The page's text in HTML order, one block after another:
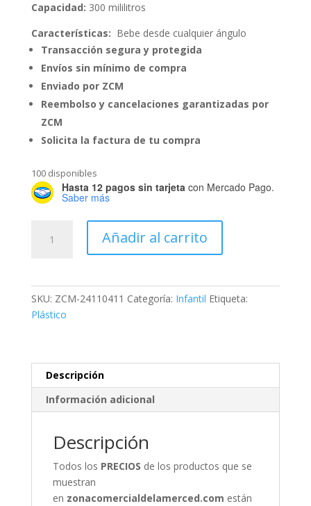
Capacidad: 300 mililitros
Características: Bebe desde cualquier ángulo
Transacción segura y protegida
Envíos sin mínimo de compra
Enviado por ZCM
Reembolso y cancelaciones garantizadas por
ZCM
Solicita la factura de tu compra
100 disponibles
Hasta 12 pagos sin tarjetacon Mercado Pago.
Saber más
Añadir al carrito
SKU: ZCM-24110411 Categoría: Infantil Etiqueta:
Plástico
Descripción
Información adicional
Descripción
Todos los PRECIOS de los productos que se
muestran
en zonacomercialdelamerced.com están